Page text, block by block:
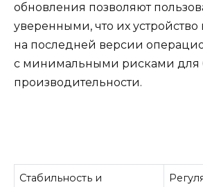
обновления позволяют
уверенными, что их устройство
на последней версии
с минимальными рисками для
производительности.
Стабильность и